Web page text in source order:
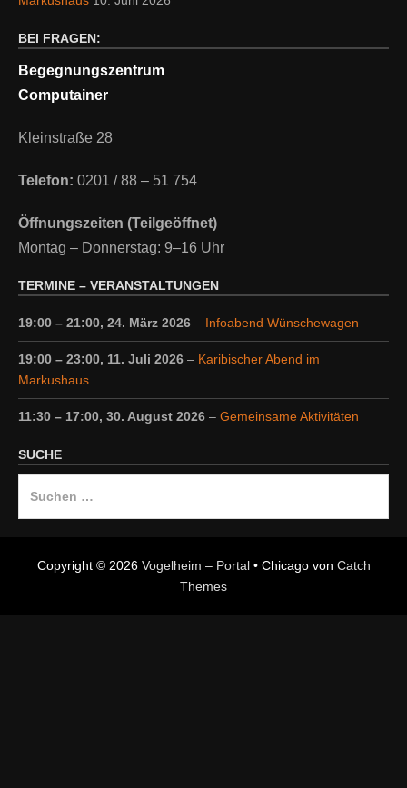
BEI FRAGEN:
Begegnungszentrum
Computainer
Kleinstraße 28
Telefon: 0201 / 88 – 51 754
Öffnungszeiten (Teilgeöffnet)
Montag – Donnerstag: 9–16 Uhr
TERMINE – VERANSTALTUNGEN
19:00 – 21:00, 24. März 2026 – Infoabend Wünschewagen
19:00 – 23:00, 11. Juli 2026 – Karibischer Abend im
Markushaus
11:30 – 17:00, 30. August 2026 – Gemeinsame Aktivitäten
SUCHE
Copyright © 2026 Vogelheim – Portal• Chicago von Catch
Themes